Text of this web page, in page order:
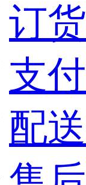
订
支
配